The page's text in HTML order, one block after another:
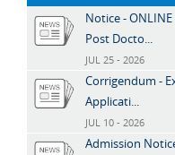
Notice -
Post Docto...
JUL 25 - 2026
Corrigendum -
Applicati...
JUL 10 - 2026
Admission